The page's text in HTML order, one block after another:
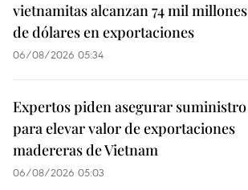
vietnamitas alcanzan 74 mil millones
de dólares en exportaciones
06/08/2026 05:34
Expertos piden asegurar suministro
para elevar valor de exportaciones
madereras de Vietnam
06/08/2026 05:03